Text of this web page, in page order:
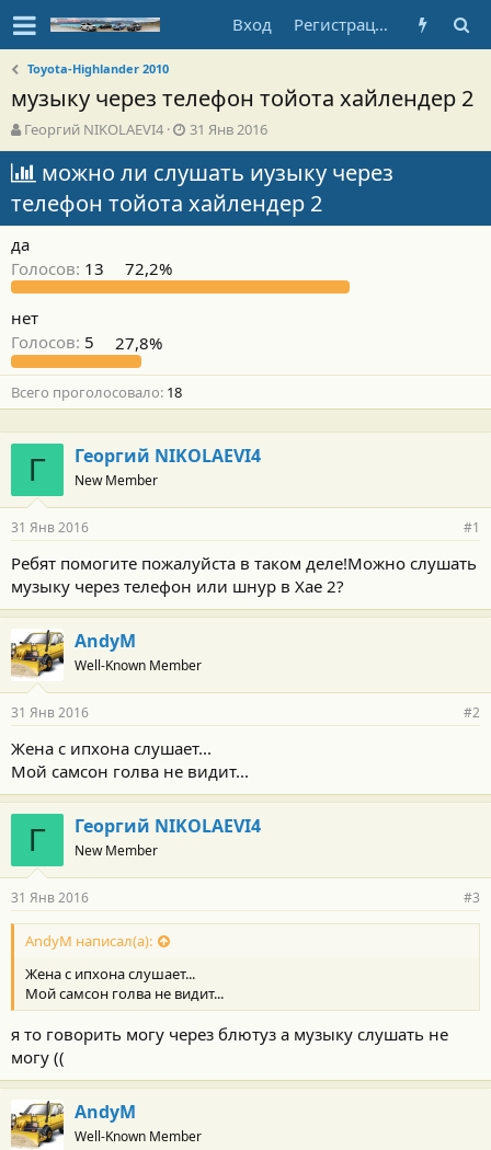
Вход Регистрация
Toyota-Highlander 2010
музыку через телефон тойота хайлендер 2
А
в
т
о
р
т
е
м
ы
Георгий NIKOLAEVI4
Д
а
т
а
н
а
л
31 Янв 2016
можно ли слушать иузыку через
телефон тойота хайлендер 2
да
Голосов: 13 72,2%
нет
Голосов: 5 27,8%
Всего проголосовало 18
Г Георгий NIKOLAEVI4
New Member
31 Янв 2016 #1
Ребят помогите пожалуйста в таком деле!Можно слушать
музыку через телефон или шнур в Хае 2?
AndyM
Well-Known Member
31 Янв 2016 #2
Жена с ипхона слушает...
Мой самсон голва не видит...
Г Георгий NIKOLAEVI4
New Member
31 Янв 2016 #3
AndyM написал(а):
Жена с ипхона слушает...
Мой самсон голва не видит...
я то говорить могу через блютуз а музыку слушать не
могу ((
AndyM
Well-Known Member